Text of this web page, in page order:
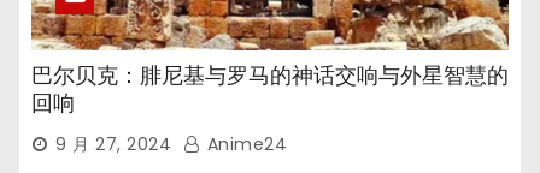
巴尔贝克：腓尼基与罗马的神话交响与外星智慧的
回响
9 月 27, 2024 Anime24